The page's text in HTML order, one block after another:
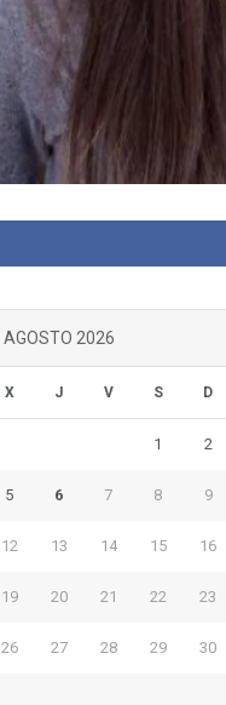
AGOSTO 2026
X J V S D
1 2
5 6 7 8 9
12 13 14 15 16
19 20 21 22 23
26 27 28 29 30